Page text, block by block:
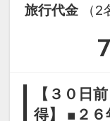
旅行代金
（
【３０日
得】 ■２